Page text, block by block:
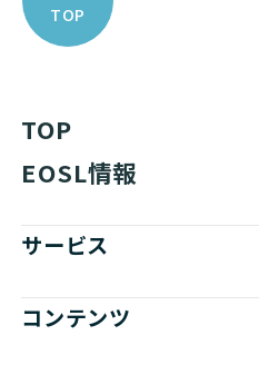
TOP
TOP
EOSL情報
サービス
コンテンツ